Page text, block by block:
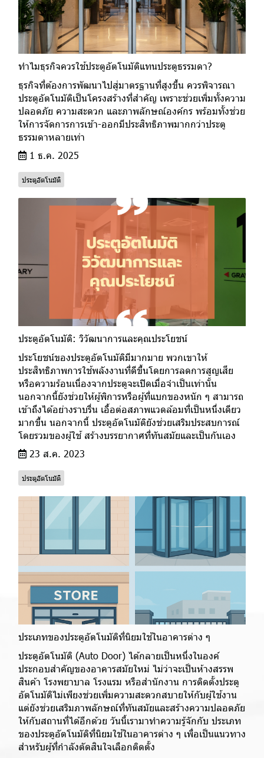
ทำไมธุรกิจควรใช้ประตูอัตโนมัติแทนประตูธรรมดา?
ธุรกิจที่ต้องการพัฒนาไปสู่มาตรฐานที่สูงขึ้น ควรพิจารณา
ประตูอัตโนมัติเป็นโครงสร้างที่สำคัญ เพราะช่วยเพิ่มทั้งความ
ปลอดภัย ความสะดวก และภาพลักษณ์องค์กร พร้อมทั้งช่วย
ให้การจัดการการเข้า-ออกมีประสิทธิภาพมากกว่าประตู
ธรรมดาหลายเท่า
1 ธ.ค. 2025
ประตูอัตโนมัติ
ประตูอัตโนมัติ: วิวัฒนาการและคุณประโยชน์
ประโยชน์ของประตูอัตโนมัติมีมากมาย พวกเขาให้
ประสิทธิภาพการใช้พลังงานที่ดีขึ้นโดยการลดการสูญเสีย
หรือความร้อนเนื่องจากประตูจะเปิดเมื่อจำเป็นเท่านั้น
นอกจากนี้ยังช่วยให้ผู้พิการหรือผู้ที่แบกของหนัก ๆ สามารถ
เข้าถึงได้อย่างราบรื่น เอื้อต่อสภาพแวดล้อมที่เป็นหนึ่งเดียว
มากขึ้น นอกจากนี้ ประตูอัตโนมัติยังช่วยเสริมประสบการณ์
โดยรวมของผู้ใช้ สร้างบรรยากาศที่ทันสมัยและเป็นกันเอง
23 ส.ค. 2023
ประตูอัตโนมัติ
ประเภทของประตูอัตโนมัติที่นิยมใช้ในอาคารต่าง ๆ
ประตูอัตโนมัติ (Auto Door) ได้กลายเป็นหนึ่งในองค์
ประกอบสำคัญของอาคารสมัยใหม่ ไม่ว่าจะเป็นห้างสรรพ
สินค้า โรงพยาบาล โรงแรม หรือสำนักงาน การติดตั้งประตู
อัตโนมัติไม่เพียงช่วยเพิ่มความสะดวกสบายให้กับผู้ใช้งาน
แต่ยังช่วยเสริมภาพลักษณ์ที่ทันสมัยและสร้างความปลอดภัย
ให้กับสถานที่ได้อีกด้วย วันนี้เรามาทำความรู้จักกับ ประเภท
ของประตูอัตโนมัติที่นิยมใช้ในอาคารต่าง ๆ เพื่อเป็นแนวทาง
สำหรับผู้ที่กำลังตัดสินใจเลือกติดตั้ง